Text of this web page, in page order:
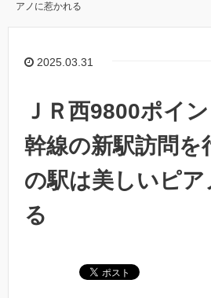
アノに惹かれる
2025.03.31
ＪＲ西9800ポイ
幹線の新駅訪問を
の駅は美しいピ
る